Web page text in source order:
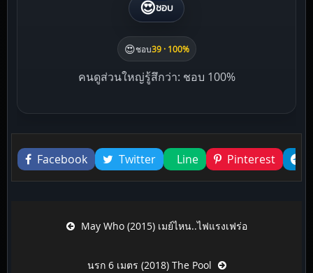
😍ชอบ
😍ชอบ39 · 100%
คนดูส่วนใหญ่รู้สึกว่า: ชอบ 100%
Liked this
Facebook
Twitter Line Pinterest
Post navigationMay Who (2015) เมย์ไหน..ไฟแรงเฟร่อ
นรก 6 เมตร (2018) The Pool